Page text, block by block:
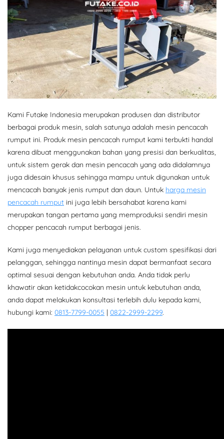
Kami Futake Indonesia merupakan produsen dan distributor
berbagai produk mesin, salah satunya adalah mesin pencacah
rumput ini. Produk mesin pencacah rumput kami terbukti handal
karena dibuat menggunakan bahan yang presisi dan berkualitas,
untuk sistem gerak dan mesin pencacah yang ada didalamnya
juga didesain khusus sehingga mampu untuk digunakan untuk
mencacah banyak jenis rumput dan daun. Untuk harga mesin
pencacah rumput ini juga lebih bersahabat karena kami
merupakan tangan pertama yang memproduksi sendiri mesin
chopper pencacah rumput berbagai jenis.
Kami juga menyediakan pelayanan untuk custom spesifikasi dari
pelanggan, sehingga nantinya mesin dapat bermanfaat secara
optimal sesuai dengan kebutuhan anda. Anda tidak perlu
khawatir akan ketidakcocokan mesin untuk kebutuhan anda,
anda dapat melakukan konsultasi terlebih dulu kepada kami,
hubungi kami: 0813-7799-0055 | 0822-2999-2299.